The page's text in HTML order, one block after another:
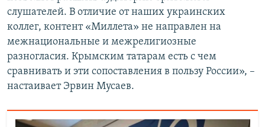
слушателей. В отличие от наших украинских
коллег, контент «Миллета» не направлен на
межнациональные и межрелигиозные
разногласия. Крымским татарам есть с чем
сравнивать и эти сопоставления в пользу России», –
настаивает Эрвин Мусаев.